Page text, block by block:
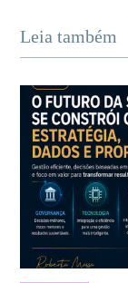
Leia também